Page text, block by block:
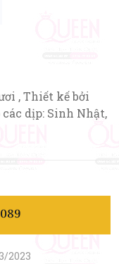
, Thiết kế bởi
dịp: Sinh Nhật,
2023